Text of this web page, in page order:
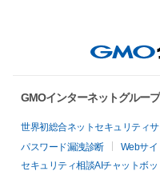
GMOインターネットグルー
世界初総合ネットセキュリティ
パスワード漏洩診断
Webサ
セキュリティ相談AIチャットボッ